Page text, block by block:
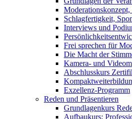
Schlagfertigkeit,
Interviews und
Frei sprechen für
Die Macht der
Kamera- und
Abschlusskurs
Exzellenz-Programm
Reden und Präsentieren
Grundlagenkurs
Aufbaukurs: